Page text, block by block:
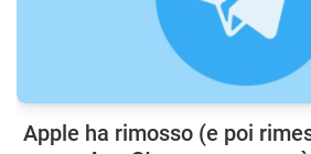
Apple ha rimosso (e poi